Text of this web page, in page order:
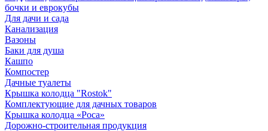
бочки и еврокубы
Для дачи и сада
Канализация
Вазоны
Баки для душа
Кашпо
Компостер
Дачные туалеты
Крышка колодца "Rostok"
Комплектующие для дачных товаров
Крышка колодца «Роса»
Дорожно-строительная продукция